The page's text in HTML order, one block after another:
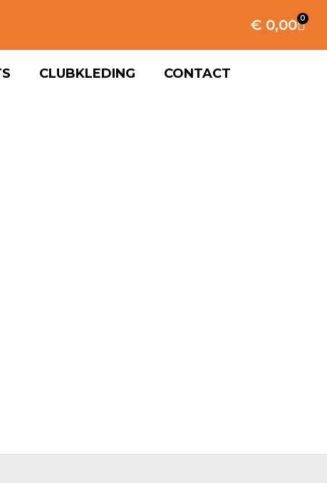
€0,00 0
CLUBKLEDING CONTACT